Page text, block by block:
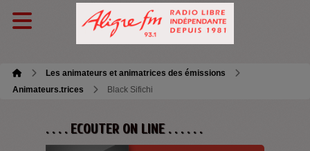
Les animateurs et animatrices des émissions
Animateurs.trices
Black Sifichi
. . . . ECOUTER ON LINE . . . . . .